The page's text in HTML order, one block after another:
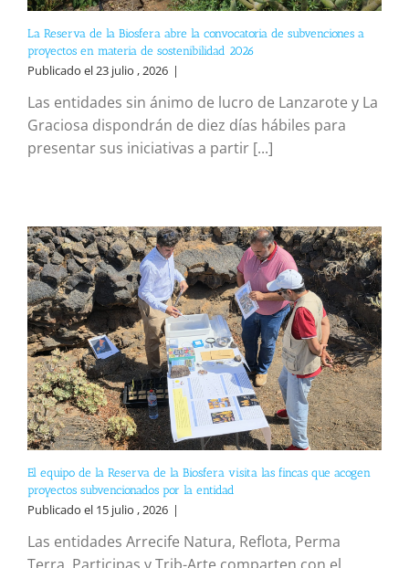
La Reserva de la Biosfera abre la convocatoria de subvenciones a
proyectos en materia de sostenibilidad 2026
Publicado el 23 julio , 2026 |
Las entidades sin ánimo de lucro de Lanzarote y La
Graciosa dispondrán de diez días hábiles para
presentar sus iniciativas a partir [...]
El equipo de la Reserva de la Biosfera visita las fincas que acogen
proyectos subvencionados por la entidad
Publicado el 15 julio , 2026 |
Las entidades Arrecife Natura, Reflota, Perma